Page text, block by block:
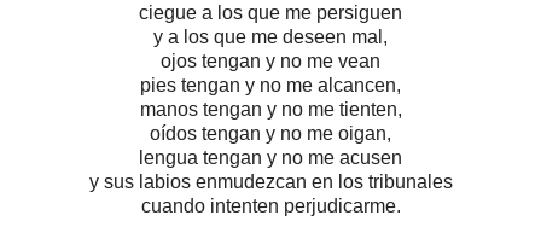
ciegue a los que me persiguen
y a los que me deseen mal,
ojos tengan y no me vean
pies tengan y no me alcancen,
manos tengan y no me tienten,
oídos tengan y no me oigan,
lengua tengan y no me acusen
y sus labios enmudezcan en los tribunales
cuando intenten perjudicarme.